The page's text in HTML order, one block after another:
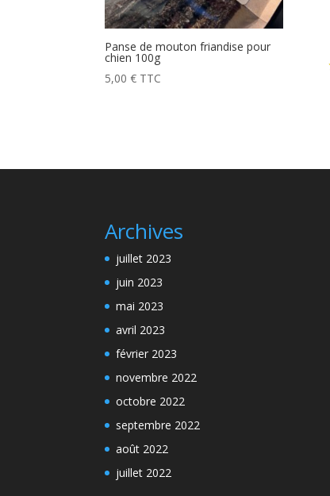
Panse de mouton friandise pour
chien 100g
5,00 € TTC
Archives
juillet 2023
juin 2023
mai 2023
avril 2023
février 2023
novembre 2022
octobre 2022
septembre 2022
août 2022
juillet 2022